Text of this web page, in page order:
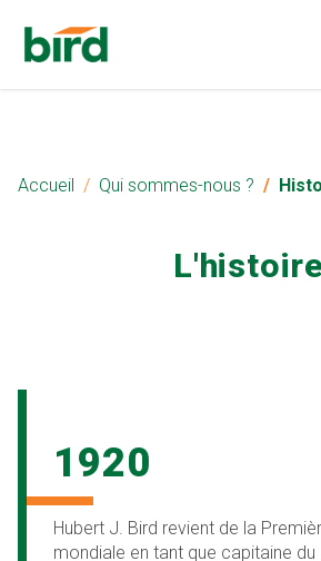
Accueil Qui sommes-nous ?
L'histoire
1920
Hubert J. Bird revient de la
mondiale en tant que capitaine du